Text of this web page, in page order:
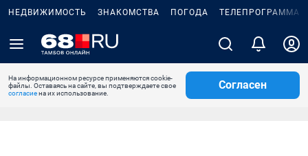
НЕДВИЖИМОСТЬ ЗНАКОМСТВА ПОГОДА ТЕЛЕПРОГРАММА
На информационном ресурсе применяются cookie-
файлы. Оставаясь на сайте, вы подтверждаете свое
согласиена их использование.
Согласен